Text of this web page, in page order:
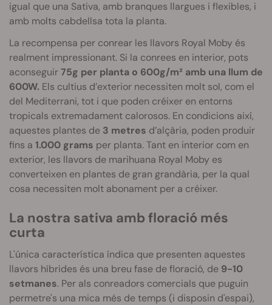
igual que una Sativa, amb branques llargues i flexibles, i
amb molts cabdellsa tota la planta.
La recompensa per conrear les llavors Royal Moby és
realment impressionant. Si la conrees en interior, pots
aconseguir75g per planta o 600g/m² amb una llum de
600W. Els cultius d’exterior necessiten molt sol, com el
del Mediterrani, tot i que poden créixer en entorns
tropicals extremadament calorosos. En condicions així,
aquestes plantes de 3 metres d’alçària, poden produir
fins a 1.000 grams per planta.Tant en interior com en
exterior, les llavors de marihuana Royal Moby es
converteixen en plantes de gran grandària, per la qual
cosa necessiten molt abonament per a créixer.
La nostra sativa amb floració més
curta
L'única característica índica que presenten aquestes
llavors híbrides és una breu fase de floració, de 9-10
setmanes. Per als conreadors comercials que puguin
permetre's una mica més de temps (i disposin d'espai),